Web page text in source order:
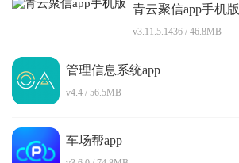
青云聚信app手机版
v3.11.5.1436 / 46.8MB
管理信息系统app
v4.4 / 56.5MB
车场帮app